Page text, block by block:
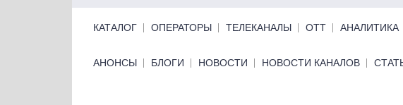
КАТАЛОГ ОПЕРАТОРЫ ТЕЛЕКАНАЛЫ ОТТ АНАЛИТИКА
Primary links bottom
АНОНСЫ БЛОГИ НОВОСТИ НОВОСТИ КАНАЛОВ